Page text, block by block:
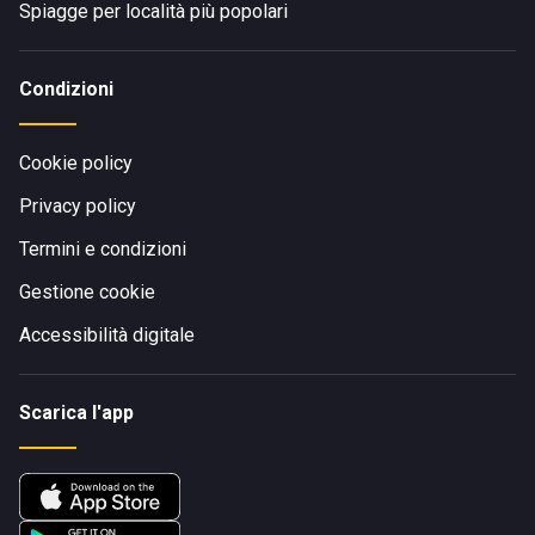
Spiagge per località più popolari
Condizioni
Cookie policy
Privacy policy
Termini e condizioni
Gestione cookie
Accessibilità digitale
Scarica l'app